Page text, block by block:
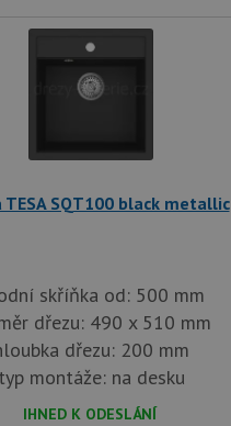
TESA SQT100 black metallic
skříňka od: 500 mm
dřezu: 490 x 510 mm
dřezu: 200 mm
typ montáže: na desku
IHNED K ODESLÁNÍ